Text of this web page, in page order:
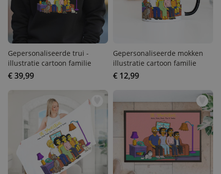
Gepersonaliseerde trui -
illustratie cartoon familie
€ 39,99
Gepersonaliseerde mokken
illustratie cartoon familie
€ 12,99